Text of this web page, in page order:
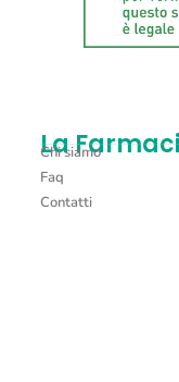
La
Chi siamo
Faq
Contatti